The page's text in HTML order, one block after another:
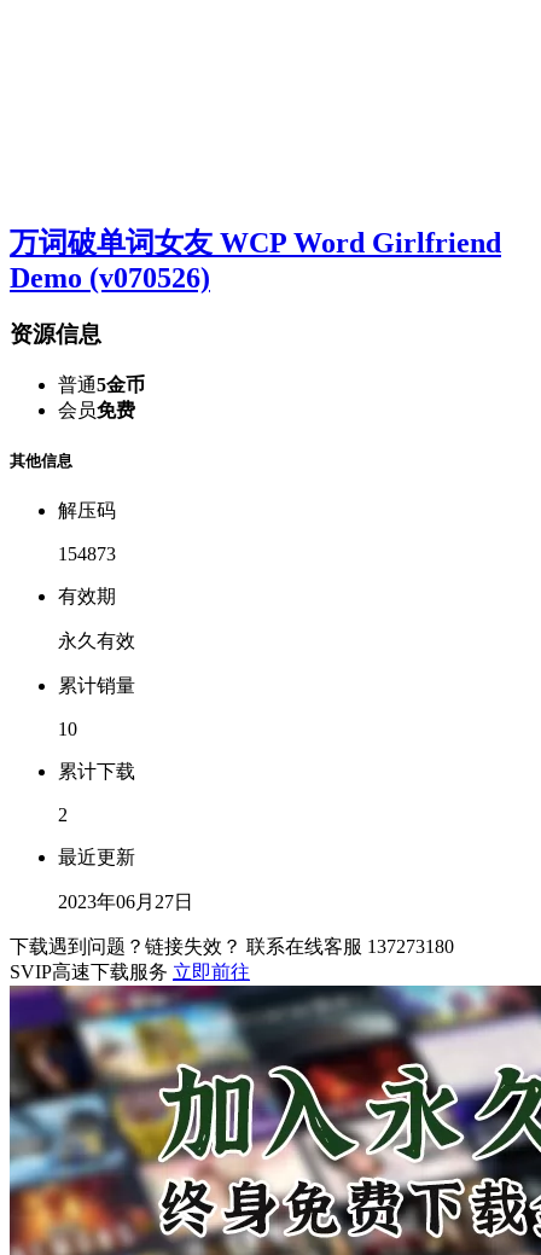
万词破单词女友 WCP Word Girlfriend
Demo (v070526)
资源信息
普通5金币
会员免费
其他信息
解压码
154873
有效期
永久有效
累计销量
10
累计下载
2
最近更新
2023年06月27日
下载遇到问题？链接失效？ 联系在线客服 137273180
SVIP高速下载服务 立即前往